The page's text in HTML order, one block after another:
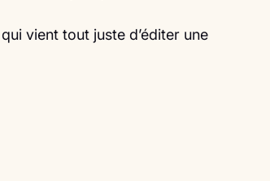
qui vient tout juste d’éditer une